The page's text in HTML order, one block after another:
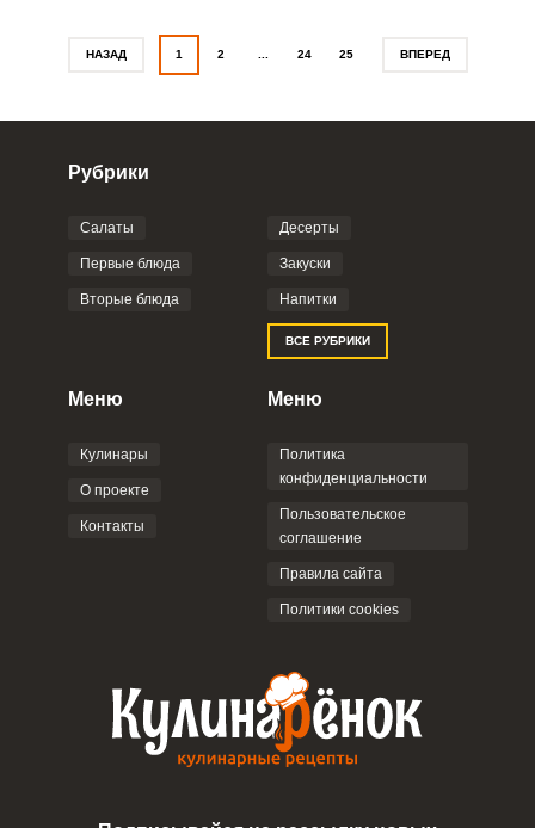
НАЗАД 1 2 24 25 ВПЕРЕД
Рубрики
Салаты
Первые блюда
Вторые блюда
Десерты
Закуски
Напитки
ВСЕ РУБРИКИ
Меню
Кулинары
О проекте
Контакты
Меню
Политика
конфиденциальности
Пользовательское
соглашение
Правила сайта
Политики cookies